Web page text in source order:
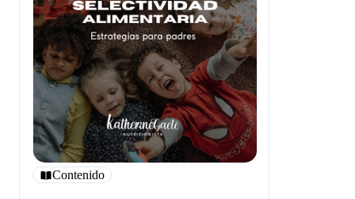
Contenido